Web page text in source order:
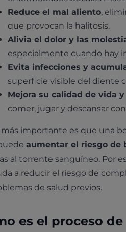
Reduce el mal aliento,
que provocan la halitosis.
Alivia el dolor y las
especialmente cuando hay
Evita infecciones y
superficie visible del diente
Mejora su calidad de vida
comer, jugar y descansar
más importante es que una
aumentar el riesgo de
al torrente sanguíneo. Por
a reducir el riesgo de
de salud previos.
es el proceso